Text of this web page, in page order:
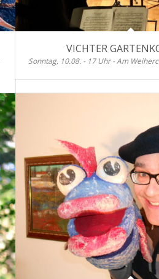
VICHTER
Sonntag, 10.08. - 17 Uhr - Am